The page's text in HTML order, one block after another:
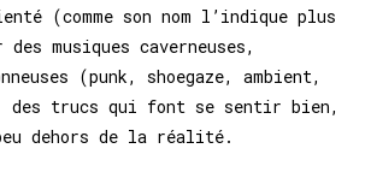
(comme son nom l’indique plus
musiques caverneuses,
(punk, shoegaze, ambient,
des trucs qui font se sentir bien,
dehors de la réalité.